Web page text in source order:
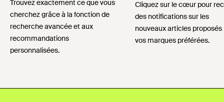
Trouvez exactement ce que vous
cherchez grâce à la fonction de
recherche avancée et aux
recommandations
personnalisées.
Cliquez sur le cœur pour
des notifications sur les
nouveaux articles proposés
vos marques préférées.